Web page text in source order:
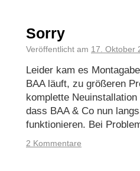
Sorry
Veröffentlicht am 17. Oktober
Leider kam es
BAA läuft, zu größeren
komplette
dass BAA & Co nun
funktionieren. Bei
2 Kommentare